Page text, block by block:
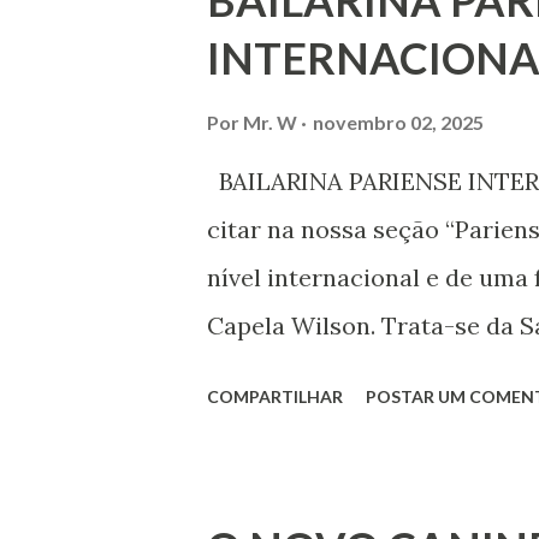
processo de decisão
liberdade de opinião e de
associação, e de participar
Por Mr. W novembro 02, 2025
BAILARINA PARIENSE
citar na nossa seção
nível internacional e de
Capela Wilson. Trata-se da
Iniciou seus estudos em
COMPARTILHAR POSTAR UM